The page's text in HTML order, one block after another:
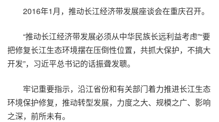
2016年1月，推动长江经济带发展座谈会在重庆召开。
“推动长江经济带发展必须从中华民族长远利益考虑”“要
把修复长江生态环境摆在压倒性位置，共抓大保护，不搞大
开发”，习近平总书记的话振聋发聩。
牢记重要指示，沿江省份和有关部门着力推进长江生态
环境保护修复，推动转型发展，力度之大、规模之广、影响
之深，前所未有。